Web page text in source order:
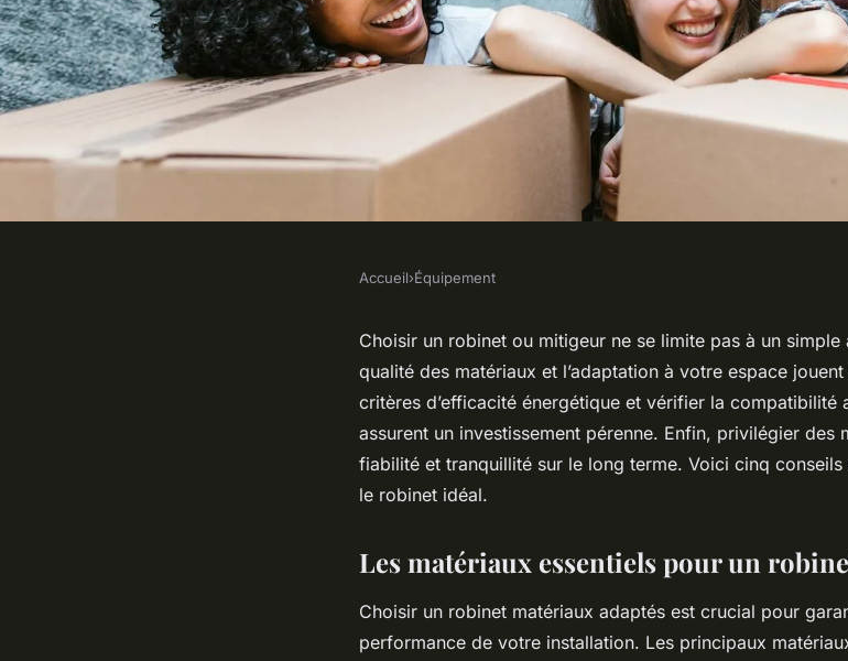
Top 5 conseils pour sélectionner un
robinet et mitigeur idéal
Accueil›Équipement
Choisir un robinet ou mitigeur ne se limite pas à un
qualité des matériaux et l’adaptation à votre espace
critères d’efficacité énergétique et vérifier la compatibilité
assurent un investissement pérenne. Enfin, privilégier des
fiabilité et tranquillité sur le long terme. Voici cinq
le robinet idéal.
Les matériaux essentiels pour un
Choisir un robinet matériaux adaptés est crucial pour
performance de votre installation. Les principaux